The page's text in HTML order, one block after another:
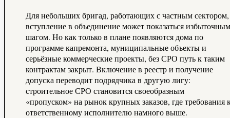
Для небольших бригад, работающих с частным сектором,
вступление в объединение может показаться избыточным
шагом. Но как только в плане появляются дома по
программе капремонта, муниципальные объекты и
серьёзные коммерческие проекты, без СРО путь к таким
контрактам закрыт. Включение в реестр и получение
допуска переводит подрядчика в другую лигу:
строительное СРО становится своеобразным
«пропуском» на рынок крупных заказов, где требования
ответственному исполнителю намного выше.